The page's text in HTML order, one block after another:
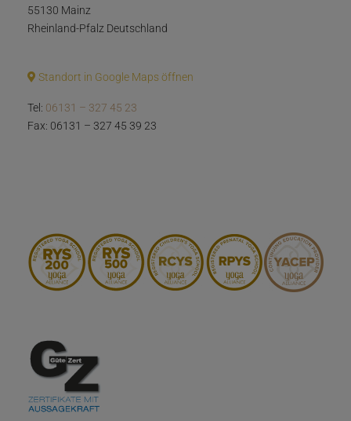
55130 Mainz
Rheinland-Pfalz Deutschland
Standort in Google Maps öffnen
Tel: 06131 – 327 45 23
Fax: 06131 – 327 45 39 23